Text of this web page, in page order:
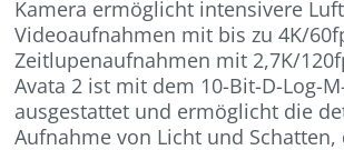
Kamera ermöglicht intensivere
Videoaufnahmen mit bis zu 4K/
Zeitlupenaufnahmen mit 2,7K/
Avata 2 ist mit dem 10-Bit-D-Log-
ausgestattet und ermöglicht die
Aufnahme von Licht und